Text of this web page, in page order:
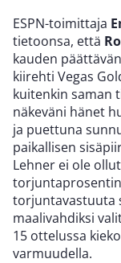
ESPN-toimittaja
tietoonsa, että
kauden
kiirehti Vegas
kuitenkin saman
näkeväni hänet
ja puettuna
paikallisen
Lehner ei ole
torjuntaprosentin
torjuntavastuuta
maalivahdiksi
15 ottelussa
varmuudella.